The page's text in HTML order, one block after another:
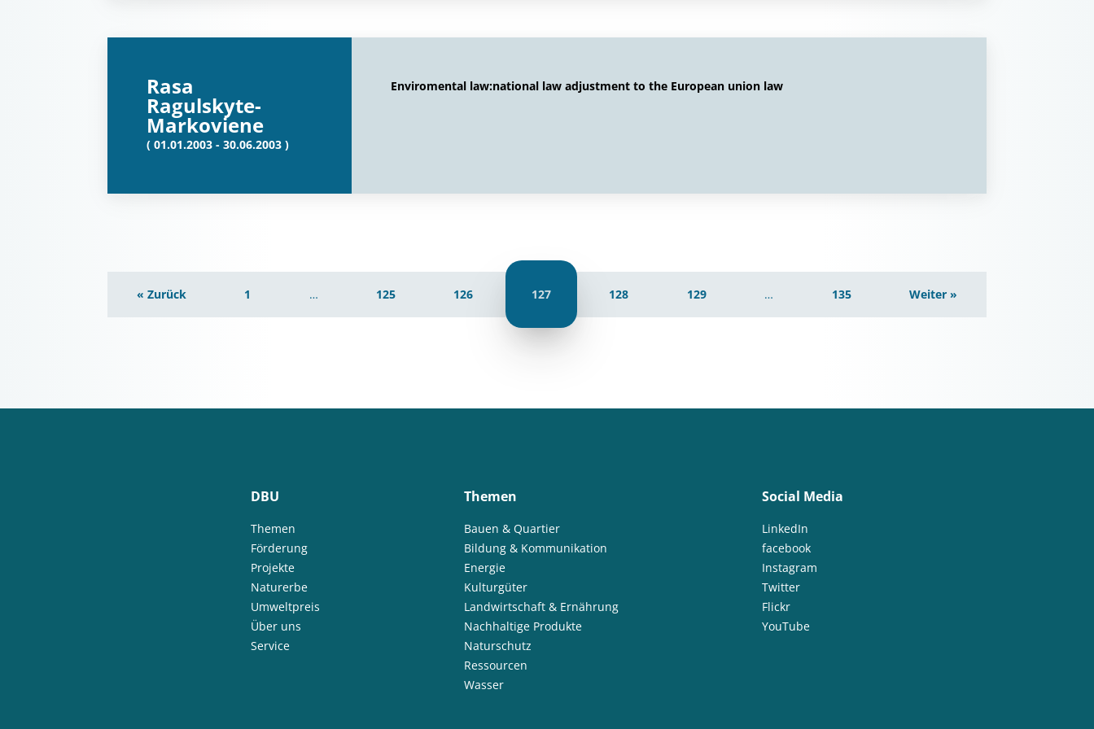
Rasa
Ragulskyte-
Markoviene
( 01.01.2003 - 30.06.2003 )
Enviromental law:national law adjustment to the European union law
« Zurück 1 … 125 126 127 128 129 … 135 Weiter »
DBU
Themen
Förderung
Projekte
Naturerbe
Umweltpreis
Über uns
Service
Themen
Bauen & Quartier
Bildung & Kommunikation
Energie
Kulturgüter
Landwirtschaft & Ernährung
Nachhaltige Produkte
Naturschutz
Ressourcen
Wasser
Social Media
LinkedIn
facebook
Instagram
Twitter
Flickr
YouTube